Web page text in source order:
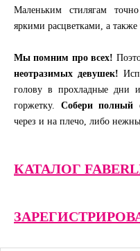
Маленьким стилягам
яркими расцветками, а
Мы помним про всех!
неотразимых девушек!
голову в прохладные дни
горжетку. Собери полный
через и на плечо, либо
КАТАЛОГ